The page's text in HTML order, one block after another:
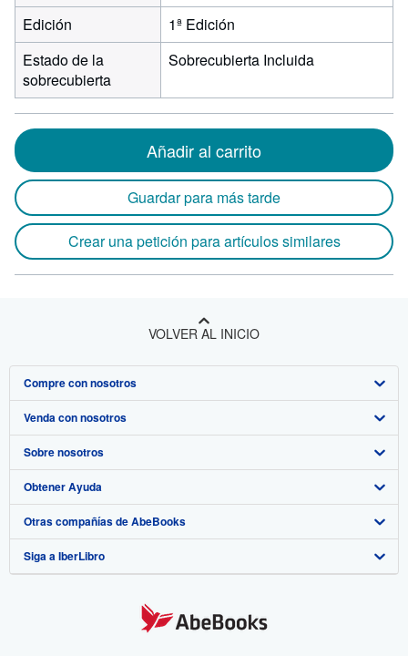
Edición
1ª Edición
Estado de la
sobrecubierta
Sobrecubierta Incluida
Añadir al carrito
Guardar para más tarde
Crear una petición para artículos similares
VOLVER AL INICIO
Compre con nosotros
Búsqueda avanzada
Colecciones
Mi cuenta
Mis pedidos
Ver carrito
Venda con nosotros
Comenzar a vender
Únase a nuestro programa de afiliados
Recomiende un vendedor
Sobre nosotros
Sobre IberLibro
Medios
Empleo
Preferencias de cookies
Obtener Ayuda
Preguntas frecuentes y guías
Atención al Cliente
Otras compañías de AbeBooks
AbeBooks.com
Siga a IberLibro